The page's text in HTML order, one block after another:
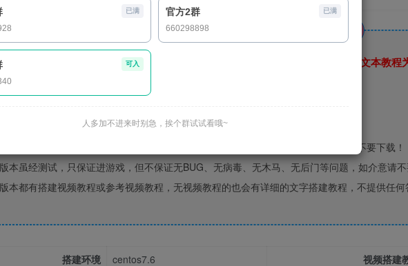
下载默认同意此说明
提醒 视频教程教的是搭建流程，并非所有版本都是跟视频完全一样，还是要以文本教
请先仔细
知：请使用【好压】解压下载后的资源，否则可能报错！
载视为赞助本站的版本整理工作，并非购买、获得的行为，不存在售后，如介意请不要下载！
本虽经测试，只保证进游戏，但不保证无BUG、无病毒、无木马、无后门等问题，如介意请不
本都有搭建视频教程或参考视频教程，无视频教程的也会有详细的文字搭建教程，不提供任
搭建环境 centos7.6 视频搭建
已满 官方2群
660298898
已满
可入
人多加不进来时别急，挨个群试试看哦~